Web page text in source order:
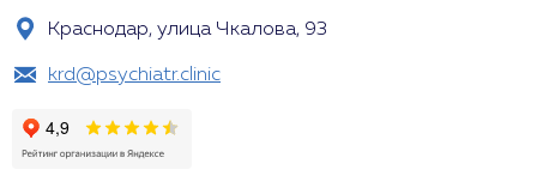
Краснодар, улица Чкалова, 93
krd@psychiatr.clinic